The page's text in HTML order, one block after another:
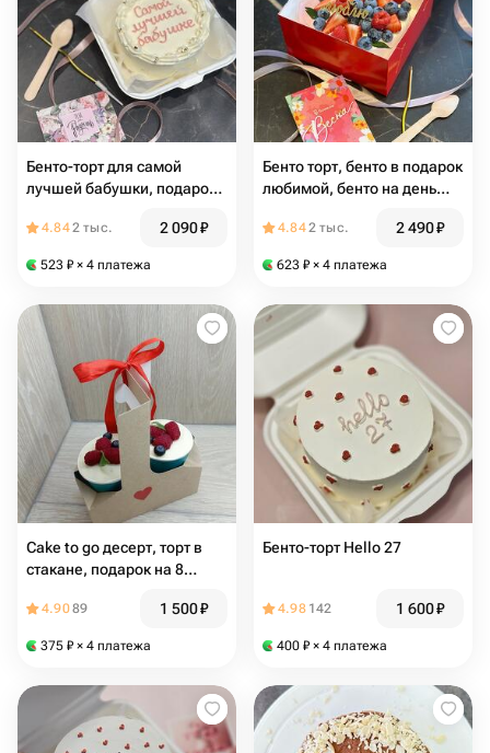
Бенто-торт для самой
лучшей бабушки, подарок
бабушки
4.842 тыс. 2 090₽
523 ₽ × 4 платежа
Бенто торт, бенто в подарок
любимой, бенто на день
для мамы
4.842 тыс. 2 490₽
623 ₽ × 4 платежа
Cake to go десерт, торт в
стакане, подарок на 8
4.9089 1 500₽
375 ₽ × 4 платежа
Бенто-торт Hello 27
4.98 142 1 600₽
400 ₽ × 4 платежа